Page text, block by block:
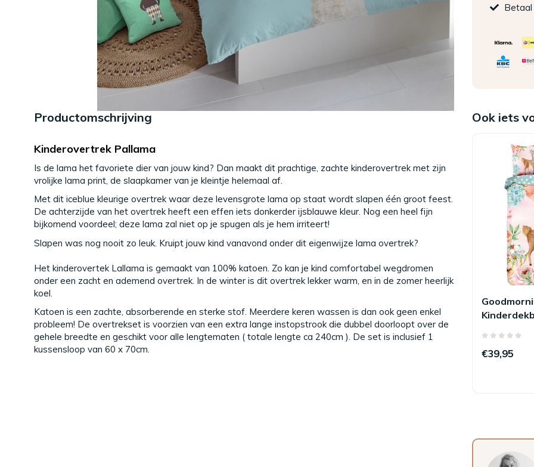
Betaal
Productomschrijving
Kinderovertrek Pallama
Is de lama het favoriete dier van jouw kind? Dan maakt dit prachtige, zachte kinderovertrek met zijn
vrolijke lama print, de slaapkamer van je kleintje helemaal af.
Met dit iceblue kleurige overtrek waar deze levensgrote lama op staat wordt slapen één groot feest.
De achterzijde van het overtrek heeft een effen iets donkerder ijsblauwe kleur. Nog een heel fijn
bijkomend voordeel; deze lama zal niet op je spugen als je hem irriteert!
Slapen was nog nooit zo leuk. Kruipt jouw kind vanavond onder dit eigenwijze lama overtrek?
Het kinderovertek Lallama is gemaakt van 100% katoen. Zo kan je kind comfortabel wegdromen
onder een zacht en ademend overtrek. In de winter is dit overtrek lekker warm, en in de zomer heerlijk
koel.
Katoen is een zachte, absorberende en sterke stof. Meerdere keren wassen is dan ook geen enkel
probleem! De overtrekset is voorzien van een extra lange instopstrook die dubbel doorloopt over de
gehele breedte en geschikt voor alle lengtematen ( totale lengte ca 240cm ). De set is inclusief 1
kussensloop van 60 x 70cm.
Ook iets
€39,95